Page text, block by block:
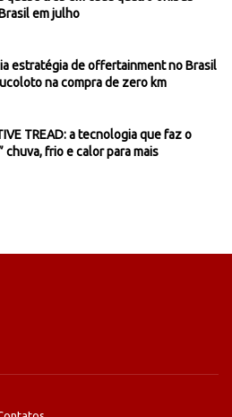
em julho
estratégia de offertainment no Brasil
na compra de zero km
TREAD: a tecnologia que faz o
chuva, frio e calor para mais